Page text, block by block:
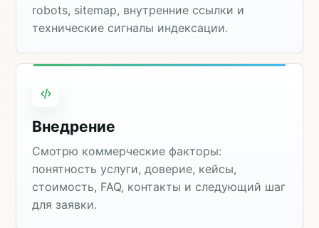
robots, sitemap, внутренние ссылки и
технические сигналы индексации.
Внедрение
Смотрю коммерческие факторы:
понятность услуги, доверие, кейсы,
стоимость, FAQ, контакты и следующий шаг
для заявки.